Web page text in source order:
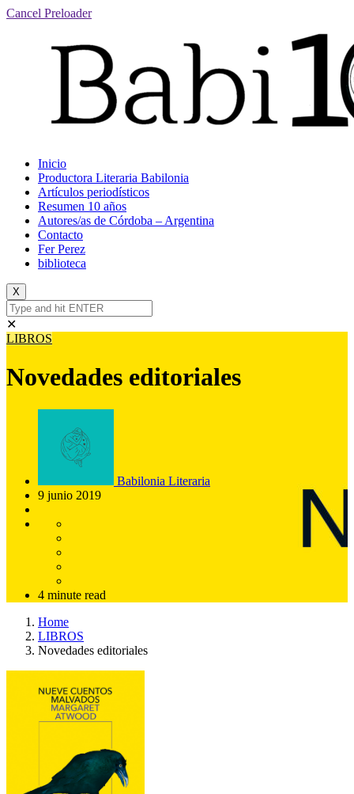
Cancel Preloader
Inicio
Productora Literaria Babilonia
Artículos periodísticos
Resumen 10 años
Autores/as de Córdoba – Argentina
Contacto
Fer Perez
biblioteca
X
✕
LIBROS
Novedades editoriales
Babilonia Literaria
9 junio 2019
4 minute read
Home
LIBROS
Novedades editoriales